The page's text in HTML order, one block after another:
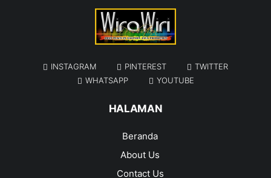
INSTAGRAM PINTEREST
TWITTER
WHATSAPP
YOUTUBE
HALAMAN
Beranda
About Us
Contact Us